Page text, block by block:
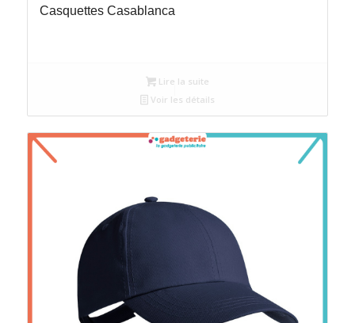
Casquettes Casablanca
Lire la suite
Voir les détails